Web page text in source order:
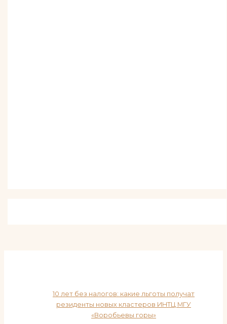
10 лет без налогов: какие льготы получат
резиденты новых кластеров ИНТЦ МГУ
«Воробьевы горы»